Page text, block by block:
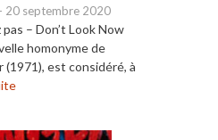
- 20 septembre 2020
– Don’t Look Now
homonyme de
(1971), est considéré, à